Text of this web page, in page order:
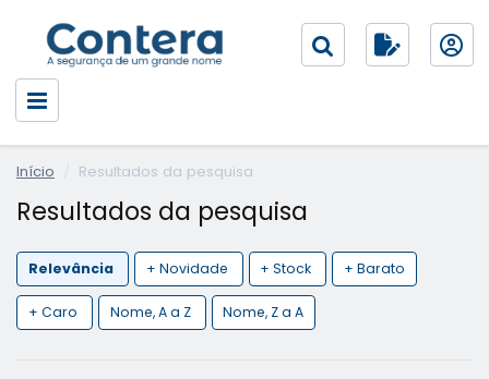
Início Resultados da pesquisa
Resultados da pesquisa
Relevância + Novidade + Stock + Barato
+ Caro Nome, A a Z Nome, Z a A